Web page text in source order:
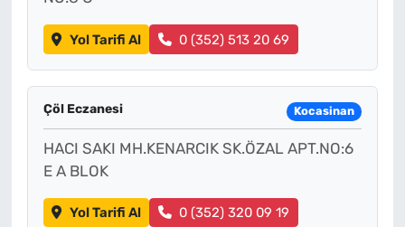
Yol Tarifi Al 0 (352) 513 20 69
Çöl Eczanesi Kocasinan
HACI SAKI MH.KENARCIK SK.ÖZAL APT.NO:6
E A BLOK
Yol Tarifi Al 0 (352) 320 09 19